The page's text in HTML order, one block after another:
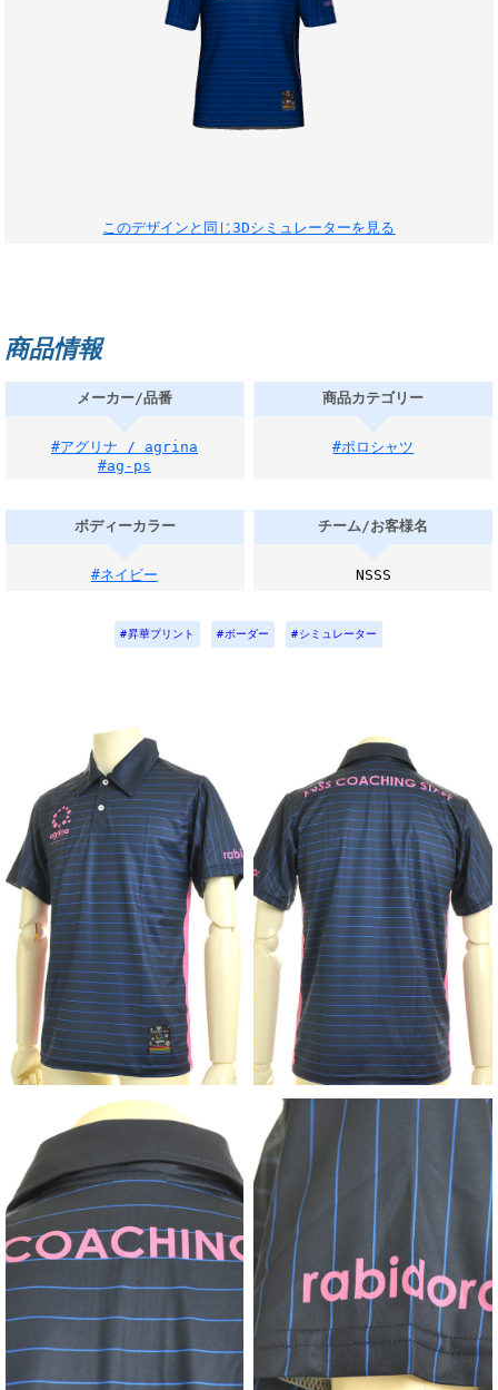
このデザインと同じ3Dシミュレーターを見る
商品情報
メーカー/品番
#アグリナ / agrina
#ag-ps
商品カテゴリー
#ポロシャツ
ボディーカラー
#ネイビー
チーム/お客様名
NSSS
昇華プリント ボーダー シミュレーター